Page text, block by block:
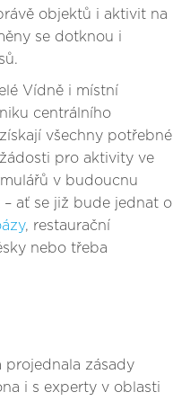
objektů i aktivit na
se dotknou i
Vídně i místní
centrálního
všechny potřebné
pro aktivity ve
v budoucnu
ať se již bude jednat o
, restaurační
nebo třeba
projednala zásady
i s experty v oblasti